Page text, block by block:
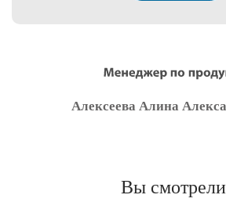
Алексеева Алина
Вы